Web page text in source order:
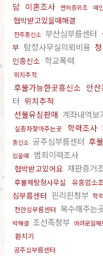
담 이혼조사 면허증위조 떼
협박받고있을때해결
전주흥신소 부산심부름센터
부 탐정사무실의뢰비용
인흥신소 학교폭력
위치추적
후불가능한곳흥신소 안
터 위치추적
선불유심판매 계좌내역보
실종자찾아주는곳 학력조사
흥신소 공주심부름센터 후
있을때
범죄이력조사
협박받고있어요 재판증거
후불제탐정사무실 유흥업소
심부름센터 핀리핀청부 학
천안심부름센터 복수해주는
박해결 조선족청부 어려운일해
환치기
공주심부름센터